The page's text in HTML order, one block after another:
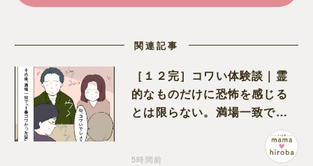
関連記事
［１２完］コワい体験談｜霊
的なものだけに恐怖を感じる
とは限らない。満場一致でコ
ワいと認定された意外な体験
5時間前